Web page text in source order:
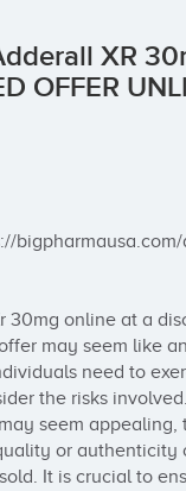
XR
OFFER
30mg online at a
may seem like
need to
the risks
seem appealing,
or authenticity
It is crucial to